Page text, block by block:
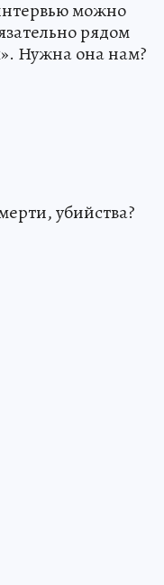
можно
рядом
Нужна она нам?
убийства?